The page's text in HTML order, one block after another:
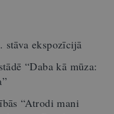
stāva ekspozīcijā
“Daba kā mūza:
“Atrodi mani